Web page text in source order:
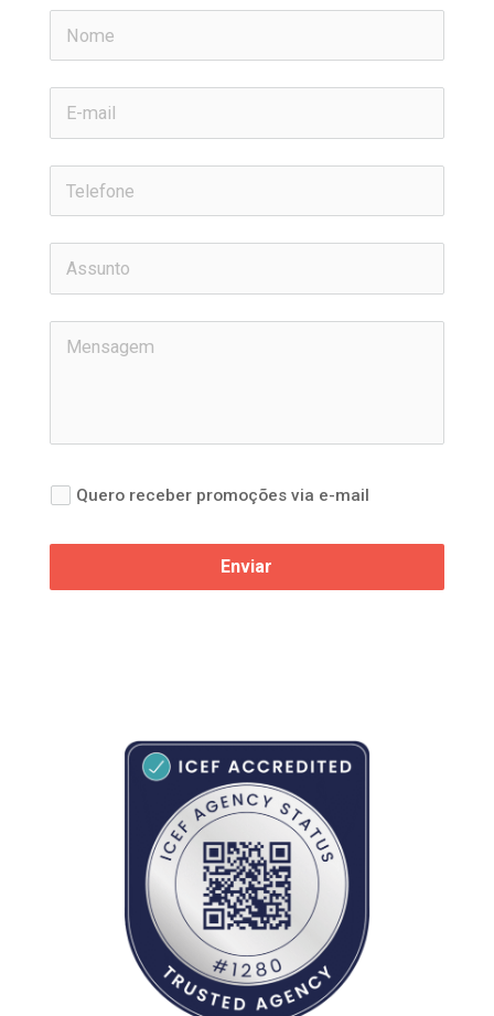
Quero receber promoções via e-mail
Enviar